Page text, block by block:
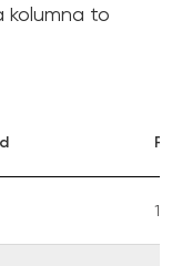
kolumna to
Po
115